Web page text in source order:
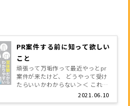
PR案件する前に知って欲しい
こと
2021.06.10
頑張って万垢作って最近やっとpr
案件が来たけど、 どうやって受け
たらいいかわからない＞＜ これか
らガンガン収益化していきましょ
う！ 初めてだと会社の選び方迷う